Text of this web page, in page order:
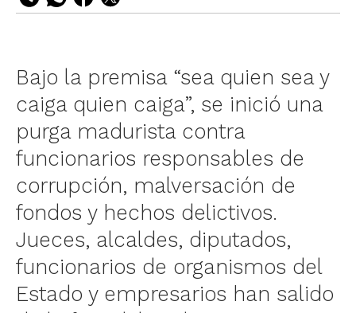
Bajo la premisa “sea quien sea y
caiga quien caiga”, se inició una
purga madurista contra
funcionarios responsables de
corrupción, malversación de
fondos y hechos delictivos.
Jueces, alcaldes, diputados,
funcionarios de organismos del
Estado y empresarios han salido